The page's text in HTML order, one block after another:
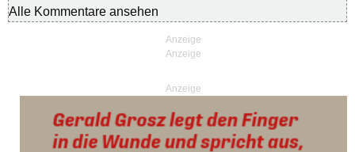
Alle Kommentare ansehen
Anzeige